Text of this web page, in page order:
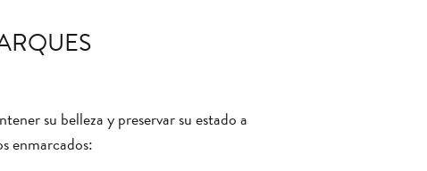
su belleza y preservar su estado a
enmarcados: